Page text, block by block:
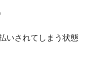
いされてしまう状態